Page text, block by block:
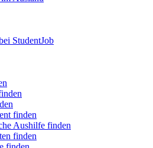
StudentJob
finden
Aushilfe finden
finden